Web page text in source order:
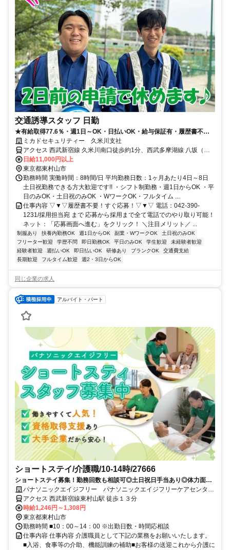
交通誘導スタッフ 日勤
★有給取得77.6％・週1日～OK・日払いOK・給与保証有・履歴書不要
★ ミカドセキュリティー 久米川支社
アクセス 西武新宿線 久米川南口徒歩約1分、西武多摩湖線 八坂（東
京都）徒歩約10分
日給11,000円以上
東京都東村山市
勤務時間 実働時間：8時間/日 平均勤務日数：1ヶ月あたり4日～8日
土日祝勤務できる方大歓迎です!! ・シフト制勤務・週1日からOK ・平
日のみOK・土日祝のみOK ・WワークOK・フルタイム ...
仕事内容 ▽▼▽履歴書不要！すぐ応募！▽▼▽ 電話：042-390-
1231/採用担当宛 まで 応募から採用まで全て電話でのやり取り可能！
ネット：「応募画面へ進む」をクリック！ ＼注目メリット／ ...
制服あり 扶養内勤務OK 週1日からOK 副業・WワークOK
土日祝のみOK
フリーター歓迎
学歴不問 即日勤務OK 平日のみOK 学生歓迎
未経験者歓迎
経験者歓迎
週払いOK 即日払いOK 研修あり ブランクOK
交通費支給
長期歓迎
フルタイム歓迎 週2・3日からOK
同じ企業の求人
アルバイト・パート
ショートステイ/介護職/10-14時/27666
ショートステイ募集！勤務回数も相談可◎土日祝日手当あり◎体力面が
心配な方や、シニア世代の方にも人気の求人です。
パナソニックエイジフリー パナソニックエイジフリーケアセンター
東村山・ショートステイ
アクセス 西武新宿線東村山駅 徒歩１３分
時給1,246円～1,308円
東京都東村山市
勤務時間 ■10：00～14：00 ※出勤日数・時間応相談
仕事内容 仕事内容 介護職員として下記の業務をお願いいたします。
■入浴、食事等の介助、機能訓練の補助■お客様の送迎これから介護に